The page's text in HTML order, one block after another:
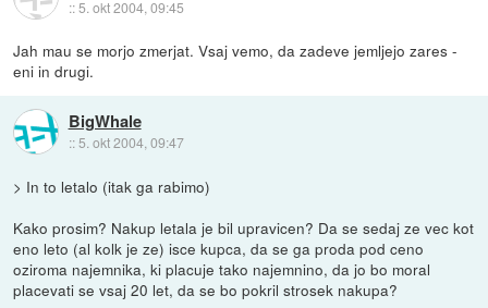
::5. okt 2004, 09:45
Jah mau se morjo zmerjat. Vsaj vemo, da zadeve jemljejo zares -
eni in drugi.
BigWhale
:: 5. okt 2004, 09:47
> In to letalo (itak ga rabimo)
Kako prosim? Nakup letala je bil upravicen? Da se sedaj ze vec kot
eno leto (al kolk je ze) isce kupca, da se ga proda pod ceno
oziroma najemnika, ki placuje tako najemnino, da jo bo moral
placevati se vsaj 20 let, da se bo pokril strosek nakupa?